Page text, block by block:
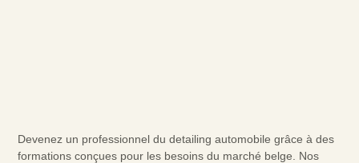
Devenez un professionnel du detailing automobile grâce à des
formations conçues pour les besoins du marché belge. Nos